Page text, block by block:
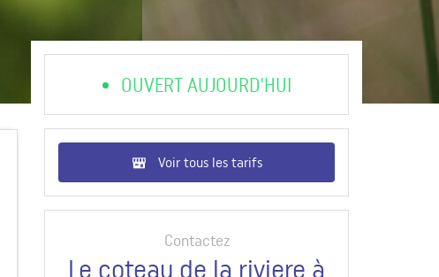
OUVERT AUJOURD'HUI
Voir tous les tarifs
Contactez
Le coteau de la riviere à